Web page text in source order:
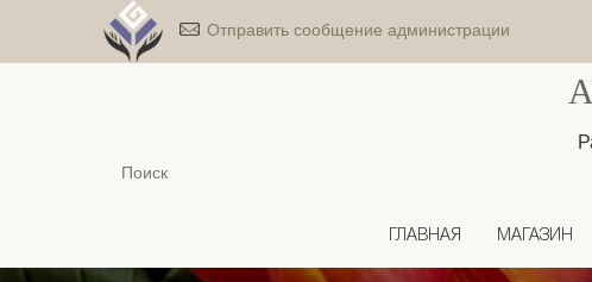
Отправить сообщение администрации
ГЛАВНАЯ МАГАЗИН